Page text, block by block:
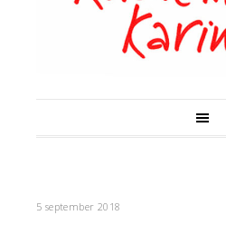
5 september 2018